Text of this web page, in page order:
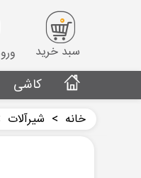
0
سبد خرید
کاشی
خانه > شیرآلات